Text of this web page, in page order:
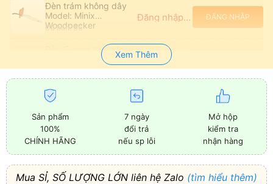
Đèn trám không dây
Model: Minix
Woodpecker
Đã bán: 36
Đăng nhập để xem giá ĐĂNG NHẬP
Đèn Quang trùng hợp
Smartlite Focus
Dentsply Sirona
Đã bán: 7
Đèn trám không dây
LED.F Woodpecker
chính hãng
Đã bán: 95
ĐĂNG NHẬP
Đèn quang trùng hợp
Led không dây
Bluephase N - G4
Ivoclar Vivadent
Đã bán: 8
ĐĂNG NHẬP
Xem Thêm
Sản phẩm
100%
CHÍNH HÃNG
7 ngày
đổi trả
nếu sp lỗi
Mở hộp
kiểm tra
nhận hàng
Mua SỈ, SỐ LƯỢNG LỚN liên hệ Zalo (tìm hiểu thêm)